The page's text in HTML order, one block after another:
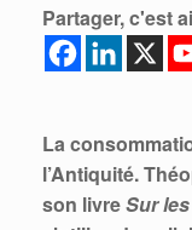
Partager, c'est
La
l’Antiquité.
son livreSur